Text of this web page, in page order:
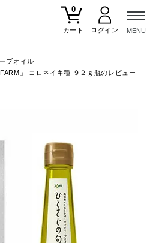
0
カート
ブオイル
」 コロネイキ種 ９２ｇ瓶のレビュー